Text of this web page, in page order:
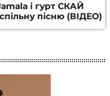
і гурт СКАЙ
пісню (ВІДЕО)